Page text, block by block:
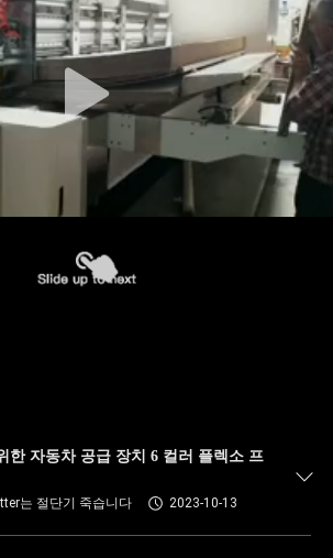
한 자동차 공급 장치 6 컬러 플렉소 프
는 절단기 죽습니다 2023-10-13